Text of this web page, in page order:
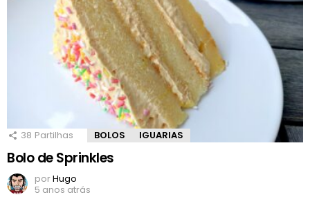
38 Partilhas BOLOS IGUARIAS
Bolo de Sprinkles
porHugo
5 anos atrás